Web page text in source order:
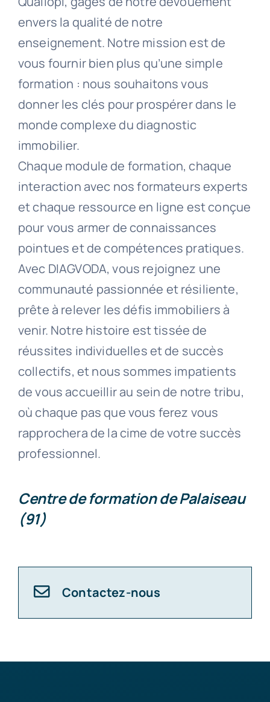
envers la qualité de notre
enseignement. Notre mission est de
vous fournir bien plus qu’une simple
formation : nous souhaitons vous
donner les clés pour prospérer dans le
monde complexe du diagnostic
immobilier.
Chaque module de formation, chaque
interaction avec nos formateurs experts
et chaque ressource en ligne est conçue
pour vous armer de connaissances
pointues et de compétences pratiques.
Avec DIAGVODA, vous rejoignez une
communauté passionnée et résiliente,
prête à relever les défis immobiliers à
venir. Notre histoire est tissée de
réussites individuelles et de succès
collectifs, et nous sommes impatients
de vous accueillir au sein de notre tribu,
où chaque pas que vous ferez vous
rapprochera de la cime de votre succès
professionnel.
Centre de formation de Palaiseau
(91)
Contactez-nous